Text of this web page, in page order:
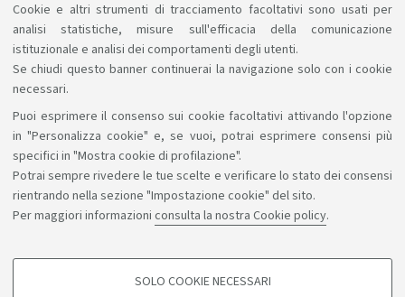
Cookie e altri strumenti di tracciamento facoltativi sono usati per
analisi statistiche, misure sull'efficacia della comunicazione
istituzionale e analisi dei comportamenti degli utenti.
Se chiudi questo banner continuerai la navigazione solo con i cookie
necessari.
Puoi esprimere il consenso sui cookie facoltativi attivando l'opzione
in "Personalizza cookie" e, se vuoi, potrai esprimere consensi più
specifici in "Mostra cookie di profilazione".
Potrai sempre rivedere le tue scelte e verificare lo stato dei consensi
rientrando nella sezione "Impostazione cookie" del sito.
Per maggiori informazioni consulta la nostra Cookie policy.
SOLO COOKIE NECESSARI
Sosteniamo il diritto alla conoscenza
Seguici su: